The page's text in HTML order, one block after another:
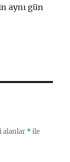
aynı gün
alanlar *ile